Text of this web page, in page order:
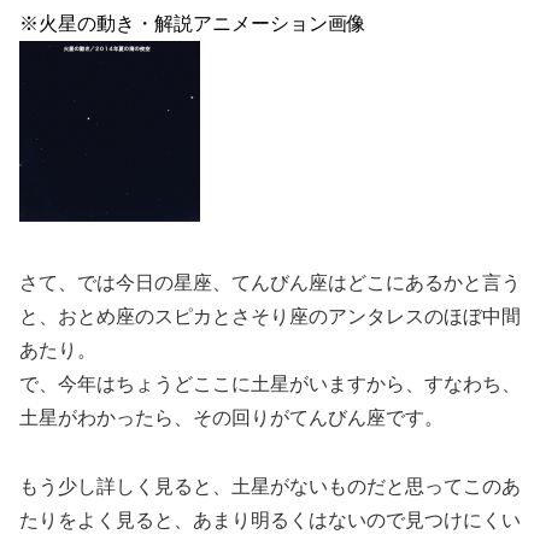
※火星の動き・解説アニメーション画像
さて、では今日の星座、てんびん座はどこにあるかと言う
と、おとめ座のスピカとさそり座のアンタレスのほぼ中間
あたり。
で、今年はちょうどここに土星がいますから、すなわち、
土星がわかったら、その回りがてんびん座です。
もう少し詳しく見ると、土星がないものだと思ってこのあ
たりをよく見ると、あまり明るくはないので見つけにくい